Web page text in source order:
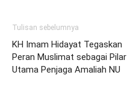
Tulisan sebelumnya
KH Imam Hidayat Tegaskan
Peran Muslimat sebagai Pilar
Utama Penjaga Amaliah NU